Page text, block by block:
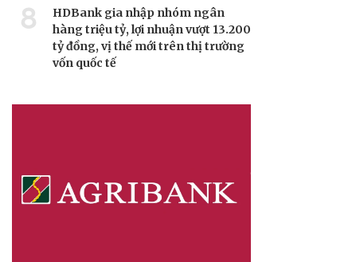
8
HDBank gia nhập nhóm ngân
hàng triệu tỷ, lợi nhuận vượt 13.200
tỷ đồng, vị thế mới trên thị trường
vốn quốc tế